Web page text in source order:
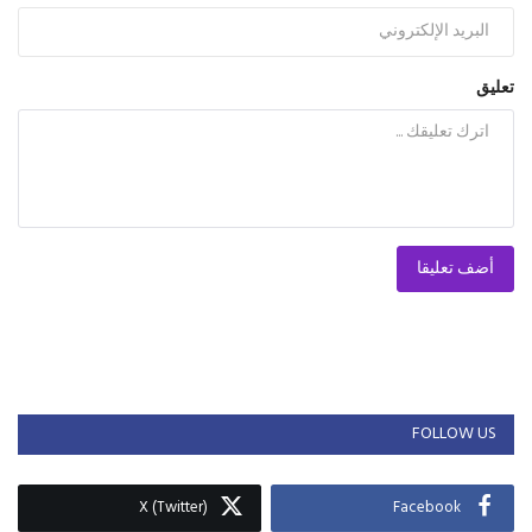
تعليق
أضف تعليقا
FOLLOW US
Facebook
X (Twitter)